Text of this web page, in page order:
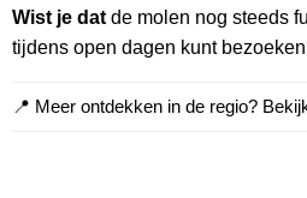
Wist je dat de molen nog steeds
tijdens open dagen kunt
📍 Meer ontdekken in de regio?